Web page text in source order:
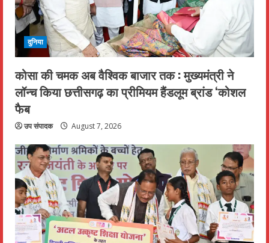
दुनिया
कोसा की चमक अब वैश्विक बाजार तक : मुख्यमंत्री ने
लॉन्च किया छत्तीसगढ़ का प्रीमियम हैंडलूम ब्रांड ‘कोशल
फैब
उप संपादक August 7, 2026